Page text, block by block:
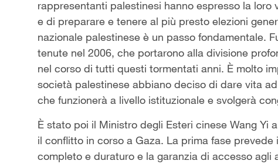
rappresentanti palestinesi hanno espresso la
e di preparare e tenere al più presto elezioni
nazionale palestinese è un passo fondamentale.
tenute nel 2006, che portarono alla divisione
nel corso di tutti questi tormentati anni. È molto
società palestinese abbiano deciso di dare vita
che funzionerà a livello istituzionale e svolgerà
È stato poi il Ministro degli Esteri cinese Wang Yi
il conflitto in corso a Gaza. La prima fase
completo e duraturo e la garanzia di accesso